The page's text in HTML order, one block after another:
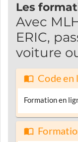
Les
Avec
ERIC,
voiture
Code en
Formation en